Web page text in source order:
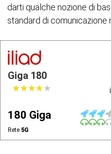
darti qualche nozione di
standard di comunicazione
Giga 180
★★★★★
★★★★★
180 Giga
Rete 5G